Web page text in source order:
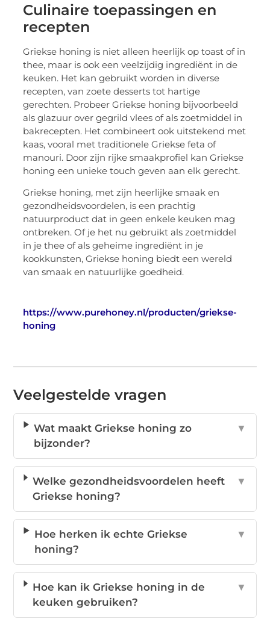
Culinaire toepassingen en
recepten
Griekse honing is niet alleen heerlijk op toast of in
thee, maar is ook een veelzijdig ingrediënt in de
keuken. Het kan gebruikt worden in diverse
recepten, van zoete desserts tot hartige
gerechten. Probeer Griekse honing bijvoorbeeld
als glazuur over gegrild vlees of als zoetmiddel in
bakrecepten. Het combineert ook uitstekend met
kaas, vooral met traditionele Griekse feta of
manouri. Door zijn rijke smaakprofiel kan Griekse
honing een unieke touch geven aan elk gerecht.
Griekse honing, met zijn heerlijke smaak en
gezondheidsvoordelen, is een prachtig
natuurproduct dat in geen enkele keuken mag
ontbreken. Of je het nu gebruikt als zoetmiddel
in je thee of als geheime ingrediënt in je
kookkunsten, Griekse honing biedt een wereld
van smaak en natuurlijke goedheid.
https://www.purehoney.nl/producten/griekse-
honing
Veelgestelde vragen
Wat maakt Griekse honing zo
bijzonder?
▼
Welke gezondheidsvoordelen heeft
Griekse honing?
▼
Hoe herken ik echte Griekse
honing?
▼
Hoe kan ik Griekse honing in de
keuken gebruiken?
▼